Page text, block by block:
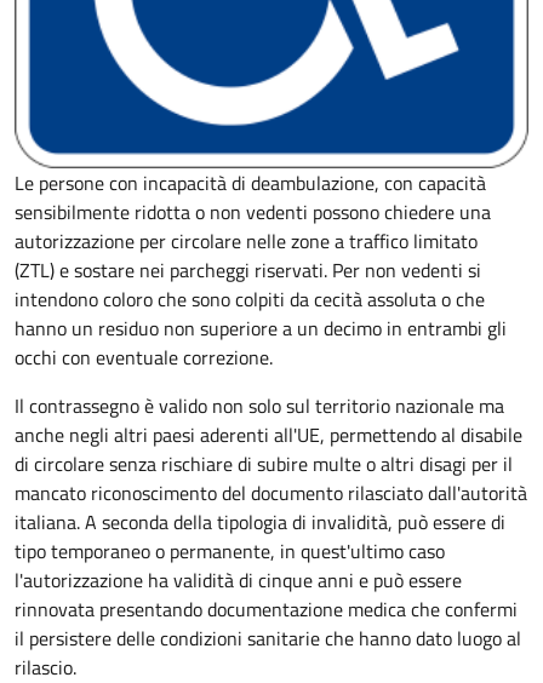
Le persone con incapacità di deambulazione, con capacità
sensibilmente ridotta o non vedenti possono chiedere una
autorizzazione per circolare nelle zone a traffico limitato
(ZTL) e sostare nei parcheggi riservati. Per non vedenti si
intendono coloro che sono colpiti da cecità assoluta o che
hanno un residuo non superiore a un decimo in entrambi gli
occhi con eventuale correzione.
Il contrassegno è valido non solo sul territorio nazionale ma
anche negli altri paesi aderenti all'UE, permettendo al disabile
di circolare senza rischiare di subire multe o altri disagi per il
mancato riconoscimento del documento rilasciato dall'autorità
italiana. A seconda della tipologia di invalidità, può essere di
tipo temporaneo o permanente, in quest'ultimo caso
l'autorizzazione ha validità di cinque anni e può essere
rinnovata presentando documentazione medica che confermi
il persistere delle condizioni sanitarie che hanno dato luogo al
rilascio.